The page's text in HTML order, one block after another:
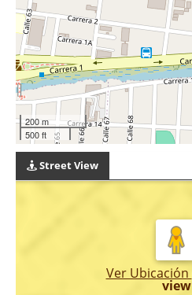
200 m
500 ft
Street View
Ver Ubicación
view